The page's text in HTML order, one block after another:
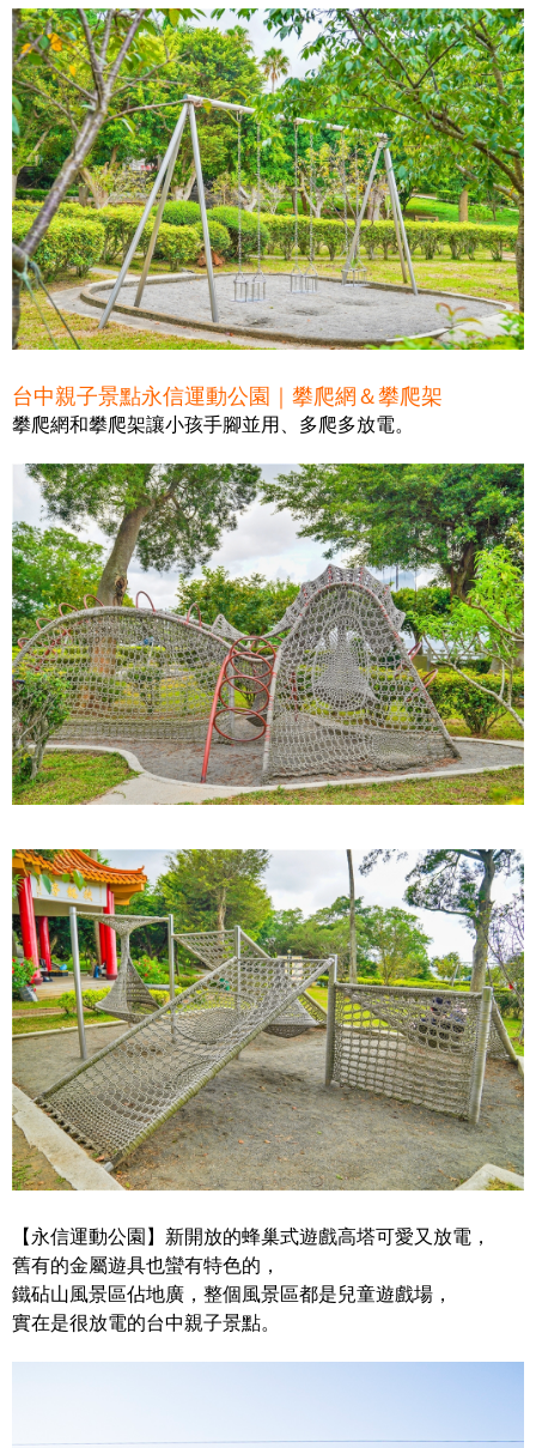
台中親子景點永信運動公園｜攀爬網＆攀爬架
攀爬網和攀爬架讓小孩手腳並用、多爬多放電。
【永信運動公園】新開放的蜂巢式遊戲高塔可愛又放電，
舊有的金屬遊具也蠻有特色的，
鐵砧山風景區佔地廣，整個風景區都是兒童遊戲場，
實在是很放電的台中親子景點。